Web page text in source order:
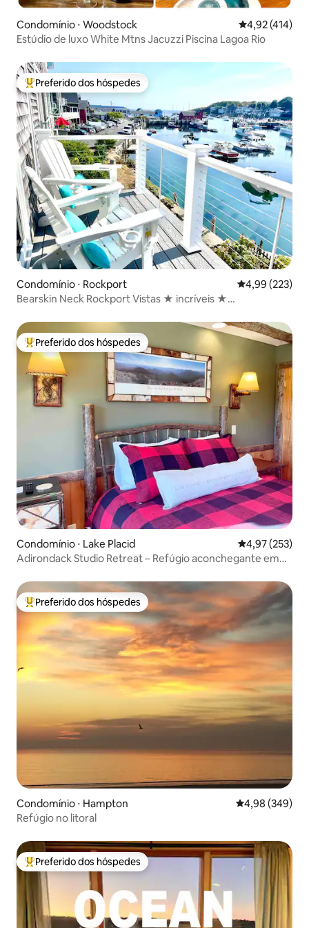
Condomínio ⋅ Woodstock 4,92 de uma
4,92 (414)
Estúdio de luxo White Mtns Jacuzzi Piscina Lagoa Rio
Entre os melhores preferidos dos hóspedes
Preferido dos hóspedes
Condomínio ⋅ Rockport 4,99 de uma
4,99 (223)
Bearskin Neck Rockport Vistas ★ incríveis ★
Entre os melhores preferidos dos hóspedes
Preferido dos hóspedes
Condomínio ⋅ Lake Placid 4,97 de uma
4,97 (253)
Adirondack Studio Retreat – Refúgio aconchegante em
Entre os melhores preferidos dos hóspedes
Preferido dos hóspedes
Condomínio ⋅ Hampton 4,98 de uma
4,98 (349)
Refúgio no litoral
Entre os melhores preferidos dos hóspedes
Preferido dos hóspedes